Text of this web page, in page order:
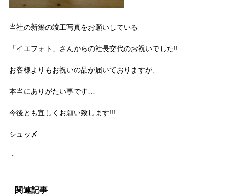
当社の新築の竣工写真をお願いしている
「イエフォト」さんからの社長交代のお祝いでした!!
お客様よりもお祝いの品が届いておりますが、
本当にありがたい事です…
今後とも宜しくお願い致します!!!
シュッ〆
・
関連記事